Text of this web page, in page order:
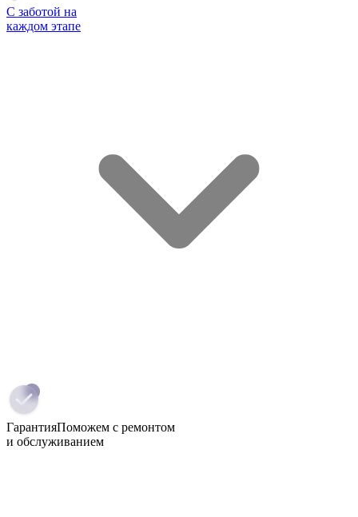
С заботой на
каждом этапе
ГарантияПоможем с ремонтом
и обслуживанием